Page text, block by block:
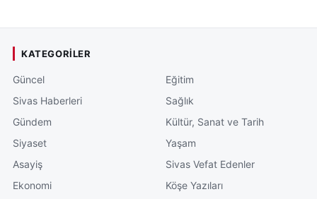
KATEGORILER
Güncel
Sivas Haberleri
Gündem
Siyaset
Asayiş
Ekonomi
Eğitim
Sağlık
Kültür, Sanat ve Tarih
Yaşam
Sivas Vefat Edenler
Köşe Yazıları